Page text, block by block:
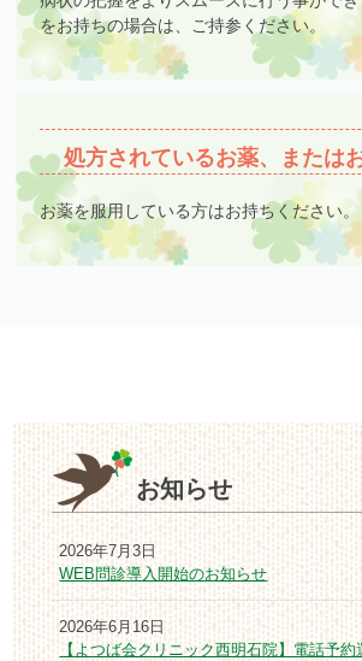
をお持ちの場合は、ご持参ください。
処方されているお薬、 または
お薬を服用している方はお持ちください。
お知らせ
2026年7月3日
WEB問診導入開始のお知らせ
2026年6月16日
【よつば会クリニック西明石院】電話予